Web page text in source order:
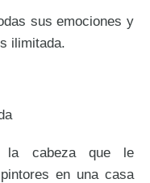
sus emociones y
ilimitada.
la cabeza que le
en una casa